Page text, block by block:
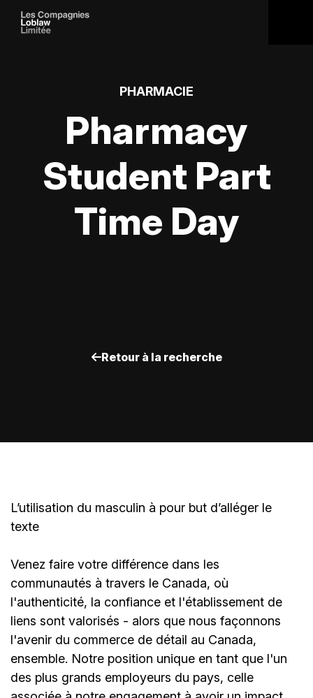
PHARMACIE
Pharmacy
Student Part
Time Day
Retour à la recherche
L’utilisation du masculin à pour but d’alléger le
texte
Venez faire votre différence dans les
communautés à travers le Canada, où
l'authenticité, la confiance et l'établissement de
liens sont valorisés - alors que nous façonnons
l'avenir du commerce de détail au Canada,
ensemble. Notre position unique en tant que l'un
des plus grands employeurs du pays, celle